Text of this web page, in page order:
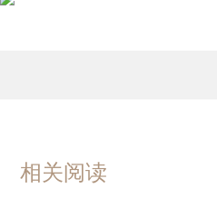
相关阅读